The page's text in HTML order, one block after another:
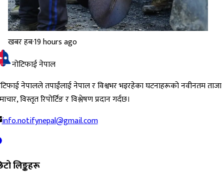
खबर हब·19 hours ago
नोटिफाई नेपाल
नेपालले तपाईंलाई नेपाल र विश्वभर भइरहेका घटनाहरूको नवीनतम ताजा
विस्तृत रिपोर्टिङ र विश्लेषण प्रदान गर्दछ।
info.notifynepal@gmail.com
लिङ्कहरू